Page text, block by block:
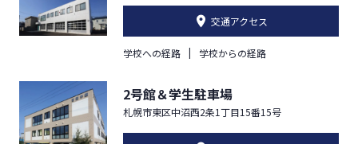
交通アクセス
学校への経路 学校からの経路
2号館＆学生駐車場
札幌市東区中沼西2条1丁目15番15号